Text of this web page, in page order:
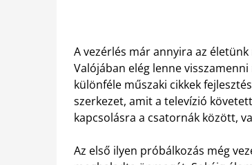
A vezérlés már annyira az
Valójában elég lenne
különféle műszaki cikkek
szerkezet, amit a televízió
kapcsolásra a csatornák között,
Az első ilyen próbálkozás még